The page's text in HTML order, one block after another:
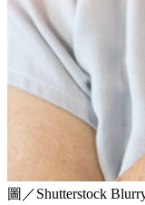
圖／Shutterstock